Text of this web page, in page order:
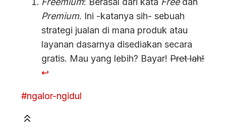
Premium. Ini -katanya sih- sebuah
strategi jualan di mana produk atau
layanan dasarnya disediakan secara
gratis. Mau yang lebih? Bayar!Pret lah!
↩
#ngalor-ngidul